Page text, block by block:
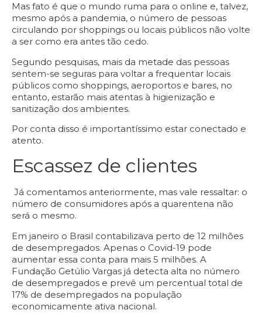
Mas fato é que o mundo ruma para o online e, talvez,
mesmo após a pandemia, o número de pessoas
circulando por shoppings ou locais públicos não volte
a ser como era antes tão cedo.
Segundo pesquisas, mais da metade das pessoas
sentem-se seguras para voltar a frequentar locais
públicos como shoppings, aeroportos e bares, no
entanto, estarão mais atentas à higienização e
sanitização dos ambientes.
Por conta disso é importantíssimo estar conectado e
atento.
Escassez de clientes
Já comentamos anteriormente, mas vale ressaltar: o
número de consumidores após a quarentena não
será o mesmo.
Em janeiro o Brasil contabilizava perto de 12 milhões
de desempregados. Apenas o Covid-19 pode
aumentar essa conta para mais 5 milhões. A
Fundação Getúlio Vargas já detecta alta no número
de desempregados e prevê um percentual total de
17% de desempregados na população
economicamente ativa nacional.